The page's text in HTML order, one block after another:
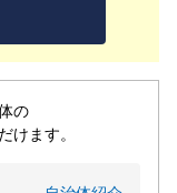
の
けます。